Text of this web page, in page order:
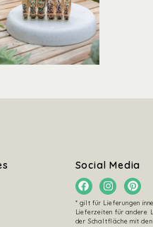
Social Media
* gilt für Lieferungen
Lieferzeiten für andere
der Schaltfläche mit